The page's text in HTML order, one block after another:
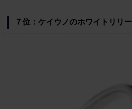
７位：ケイウノのホワイトリリー